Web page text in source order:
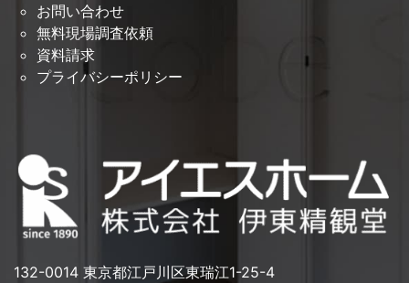
お問い合わせ
無料現場調査依頼
資料請求
プライバシーポリシー
132-0014 東京都江戸川区東瑞江1-25-4